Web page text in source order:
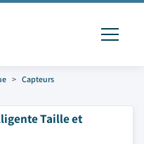
Capteurs
Taille et